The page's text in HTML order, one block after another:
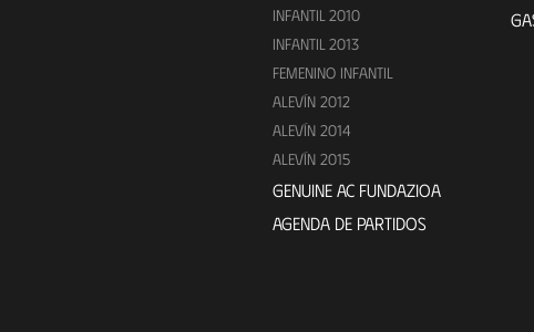
INFANTIL 2010
INFANTIL 2013
FEMENINO INFANTIL
ALEVÍN 2012
ALEVÍN 2014
ALEVÍN 2015
GENUINE AC FUNDAZIOA
AGENDA DE PARTIDOS